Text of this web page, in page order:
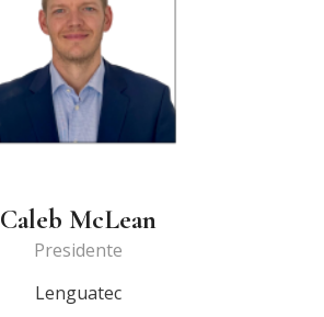
Caleb McLean
Presidente
Lenguatec